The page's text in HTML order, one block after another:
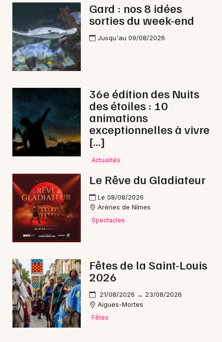
Sorties & loisirs
Animations commerciales dans le Gard
Animations commerciales en Languedoc-
Animations commerciales en Occitanie
Newsletter des sorties
Artistes en tournée
Actus à Uzès
Magazine à Uzès
Gard : nos 8 idées
sorties du week-end
Jusqu'au 09/08/2026
36e édition des Nuits
des étoiles : 10
animations
exceptionnelles à vivre
[…]
Actualités
Le Rêve du Gladiateur
Le 08/08/2026
Arènes de Nîmes
Spectacles
Fêtes de la Saint-Louis
2026
21/08/2026 → 23/08/2026
Aigues-Mortes
Fêtes